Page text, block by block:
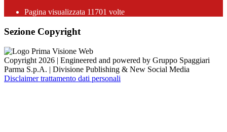
Pagina visualizzata 11701 volte
Sezione Copyright
Copyright 2026 | Engineered and powered by Gruppo Spaggiari
Parma S.p.A. | Divisione Publishing & New Social Media
Disclaimer trattamento dati personali